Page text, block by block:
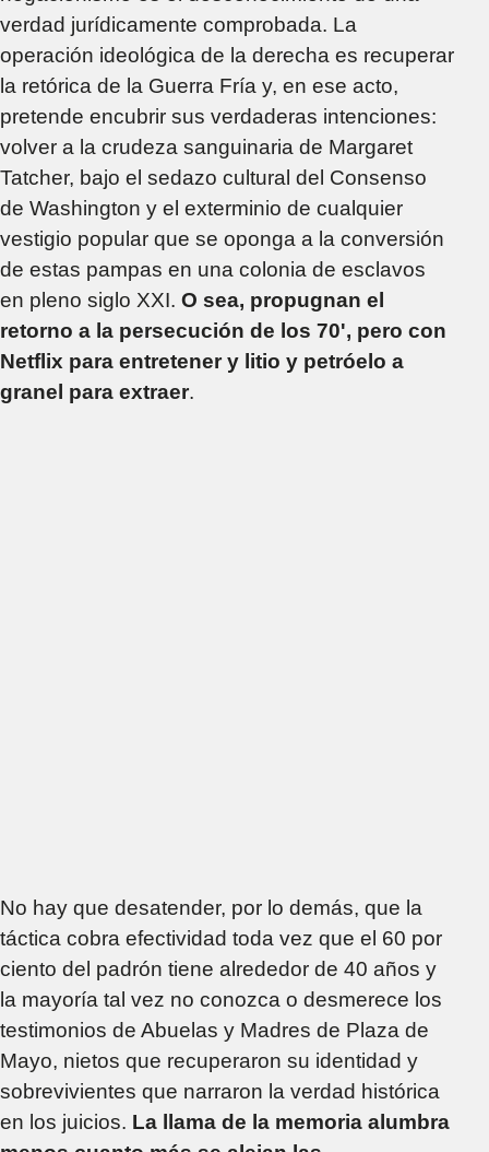
verdad jurídicamente comprobada. La
operación ideológica de la derecha es recuperar
la retórica de la Guerra Fría y, en ese acto,
pretende encubrir sus verdaderas intenciones:
volver a la crudeza sanguinaria de Margaret
Tatcher, bajo el sedazo cultural del Consenso
de Washington y el exterminio de cualquier
vestigio popular que se oponga a la conversión
de estas pampas en una colonia de esclavos
en pleno siglo XXI. O sea, propugnan el
retorno a la persecución de los 70', pero con
Netflix para entretener y litio y petróelo a
granel para extraer.
No hay que desatender, por lo demás, que la
táctica cobra efectividad toda vez que el 60 por
ciento del padrón tiene alrededor de 40 años y
la mayoría tal vez no conozca o desmerece los
testimonios de Abuelas y Madres de Plaza de
Mayo, nietos que recuperaron su identidad y
sobrevivientes que narraron la verdad histórica
en los juicios. La llama de la memoria alumbra